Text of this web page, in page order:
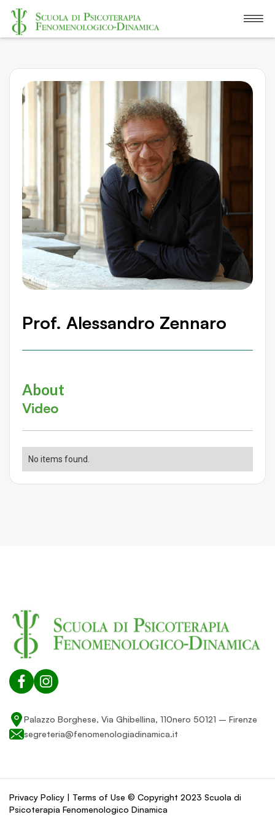
Prof. Alessandro Zennaro
About
Video
No items found.
Palazzo Borghese, Via Ghibellina, 110nero 50121 – Firenze
segreteria@fenomenologiadinamica.it
Privacy Policy | Terms of Use © Copyright 2023 Scuola di
Psicoterapia Fenomenologico Dinamica